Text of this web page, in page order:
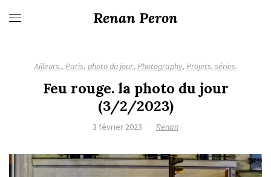
Renan Peron
Ailleurs., Paris, photo du jour, Photography, Projets, séries.
Feu rouge. la photo du jour
(3/2/2023)
3 février 2023 · Renan